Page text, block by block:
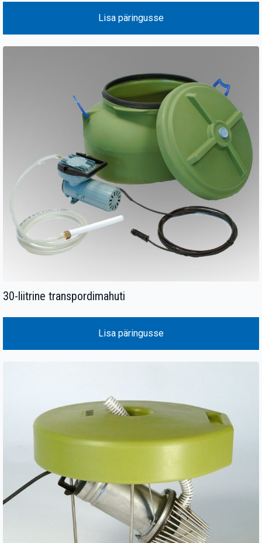
Lisa päringusse
30-liitrine transpordimahuti
Lisa päringusse